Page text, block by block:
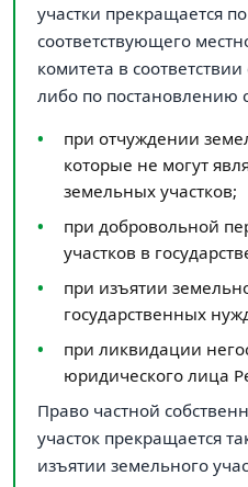
участки прекращается
соответствующего
комитета в
либо по постановлению
при отчуждении
которые не могут
земельных участков;
при добровольной
участков в
при изъятии
государственных
при ликвидации
юридического лица
Право частной
участок прекращается
изъятии земельного